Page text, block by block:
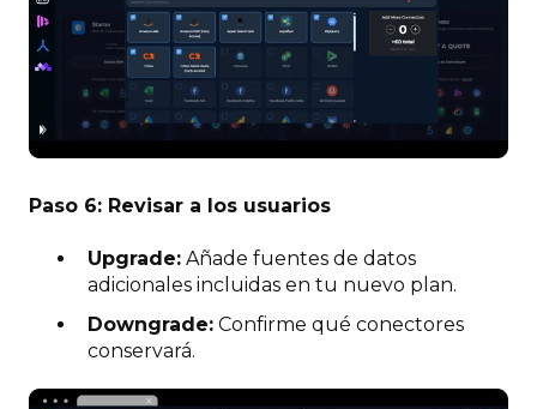
Paso 6: Revisar a los usuarios
Upgrade: Añade fuentes de datos
adicionales incluidas en tu nuevo plan.
Downgrade: Confirme qué conectores
conservará.